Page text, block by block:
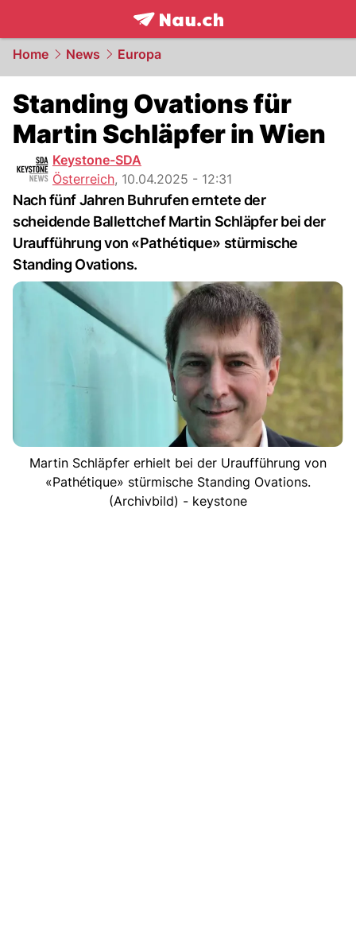
frontpage.NAU.ch
Home News Europa
Standing Ovations für
Martin Schläpfer in Wien
Keystone-SDA
Österreich, 10.04.2025 - 12:31
Nach fünf Jahren Buhrufen erntete der
scheidende Ballettchef Martin Schläpfer bei der
Uraufführung von «Pathétique» stürmische
Standing Ovations.
Martin Schläpfer erhielt bei der Uraufführung von
«Pathétique» stürmische Standing Ovations.
(Archivbild) - keystone